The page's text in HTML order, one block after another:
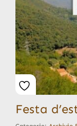
Festa